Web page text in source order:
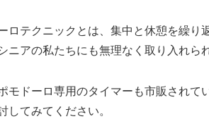
ロテクニックとは、集中と休憩を繰
ニアの私たちにも無理なく取り入れら
モドーロ専用のタイマーも市販されて
してみてください。